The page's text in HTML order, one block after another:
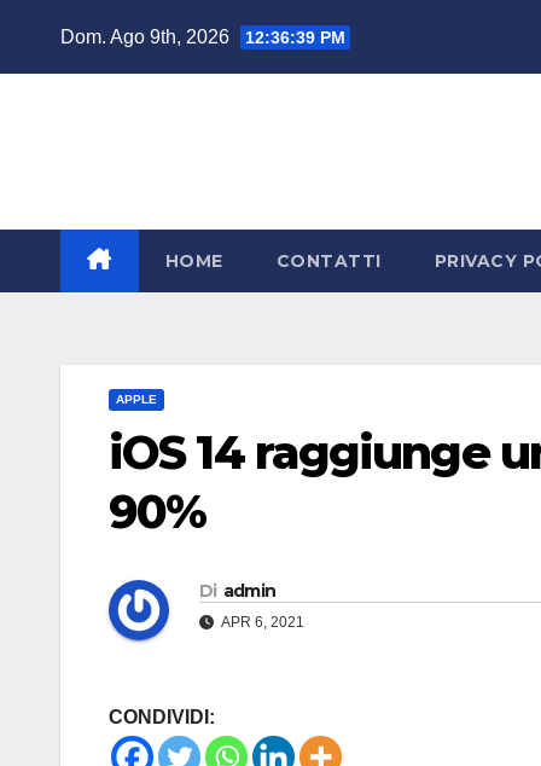
Dom. Ago 9th, 2026 12:36:40 PM
HOME CONTATTI PRIVACY
APPLE
iOS 14 raggiunge
90%
Di admin
APR 6, 2021
CONDIVIDI: